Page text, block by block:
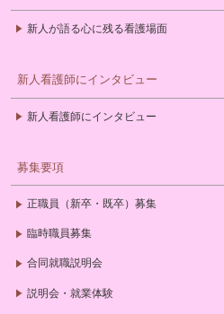
新人が語る心に残る看護場面
新人看護師にインタビュー
新人看護師にインタビュー
募集要項
正職員（新卒・既卒）募集
臨時職員募集
合同就職説明会
説明会・就業体験